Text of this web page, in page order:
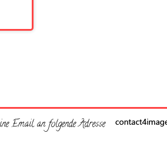
Email an folgende Adresse